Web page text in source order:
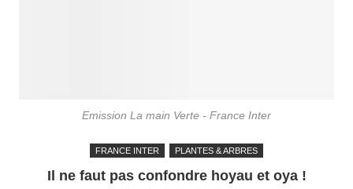
Emission La main Verte - France Inter
FRANCE INTER PLANTES & ARBRES
Il ne faut pas confondre hoyau et oya !